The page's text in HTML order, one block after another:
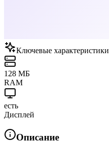
Ключевые характеристики
128 МБ
RAM
есть
Дисплей
Описание